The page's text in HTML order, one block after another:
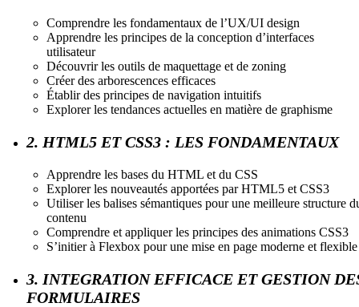
Comprendre les fondamentaux de l’UX/UI design
Apprendre les principes de la conception d’interfaces
utilisateur
Découvrir les outils de maquettage et de zoning
Créer des arborescences efficaces
Établir des principes de navigation intuitifs
Explorer les tendances actuelles en matière de graphisme
2. HTML5 ET CSS3 : LES FONDAMENTAUX
Apprendre les bases du HTML et du CSS
Explorer les nouveautés apportées par HTML5 et CSS3
Utiliser les balises sémantiques pour une meilleure structure
contenu
Comprendre et appliquer les principes des animations CSS3
S’initier à Flexbox pour une mise en page moderne et flexible
3. INTEGRATION EFFICACE ET GESTION
FORMULAIRES